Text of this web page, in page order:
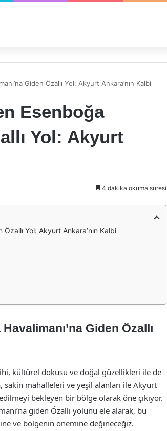
Giden Özallı Yol: Akyurt Ankara’nın Kalbi
Esenboğa
Yol: Akyurt
4 dakika okuma süresi
Özallı Yol: Akyurt Ankara’nın Kalbi
Giden Özallı
kültürel dokusu ve doğal güzellikleri ile de
sakin mahalleleri ve yeşil alanları ile Akyurt
bekleyen bir bölge olarak öne çıkıyor.
giden Özallı yolunu ele alarak, bu
ve bölgenin önemine değineceğiz.